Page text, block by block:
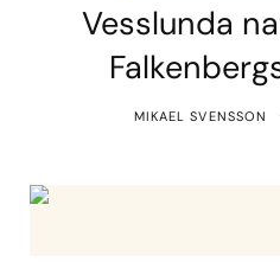
Vesslunda
MIKAEL SVENSSON